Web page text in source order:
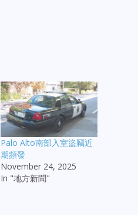
Palo Alto南部入室盜竊近
期頻發
November 24, 2025
In "地方新聞"